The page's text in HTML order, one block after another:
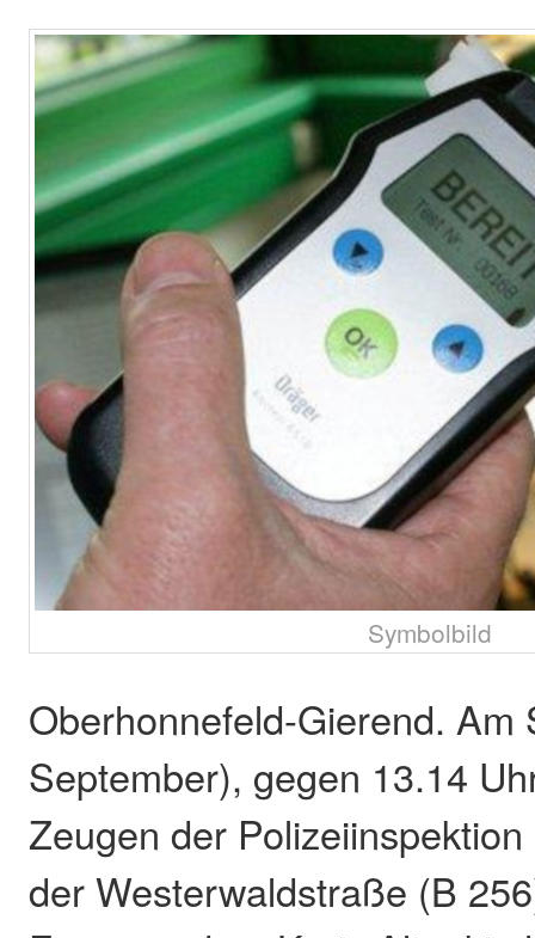
Symbolbild
Oberhonnefeld-Gierend. Am
September), gegen 13.14
Zeugen der
der Westerwaldstraße (B